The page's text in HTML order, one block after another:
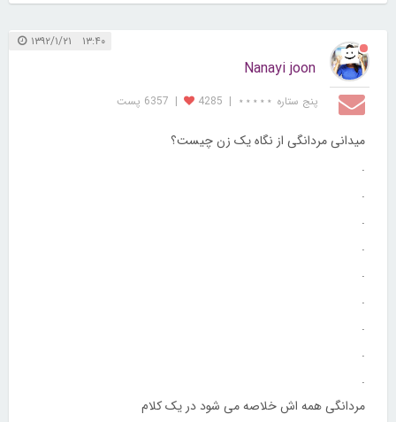
۱۳:۴۰ ۱۳۹۲/۱/۲۱
Nanayi joon
پنج ستاره ⋆⋆⋆⋆⋆ |
4285
| 6357 پست
میدانی مردانگی از نگاه یک زن چیست؟
.
.
.
.
.
.
.
.
.
مردانگی همه اش خلاصه می شود در یک کلام